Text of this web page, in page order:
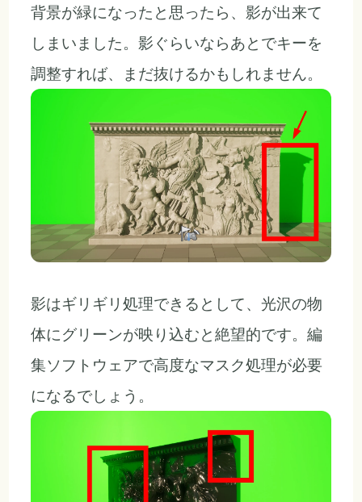
背景が緑になったと思ったら、影が出来て
しまいました。影ぐらいならあとでキーを
調整すれば、まだ抜けるかもしれません。
影はギリギリ処理できるとして、光沢の物
体にグリーンが映り込むと絶望的です。編
集ソフトウェアで高度なマスク処理が必要
になるでしょう。